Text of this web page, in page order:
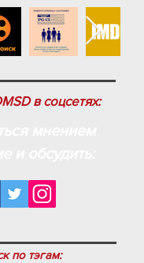
в соцсетях:
по тэгам: